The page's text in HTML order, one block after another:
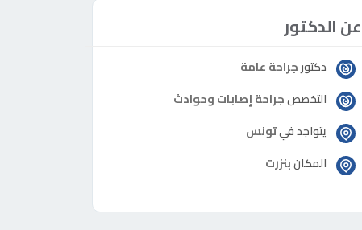
عن الدكتور
دكتورجراحة عامة
التخصصجراحة إصابات وحوادث
يتواجد فيتونس
المكانبنزرت